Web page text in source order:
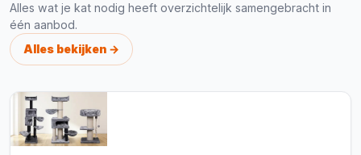
Alles wat je kat nodig heeft overzichtelijk samengebracht in
één aanbod.
Alles bekijken →